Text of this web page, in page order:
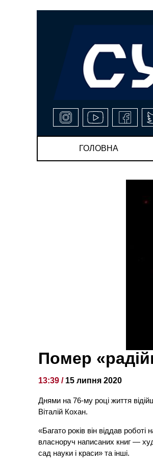
ГОЛОВНА
Помер
13:39 / 15 липня 2020
Днями на 76-му році життя
Віталій Кохан.
«Багато років він віддав
власноруч написаних книг —
сад науки і краси» та інші.